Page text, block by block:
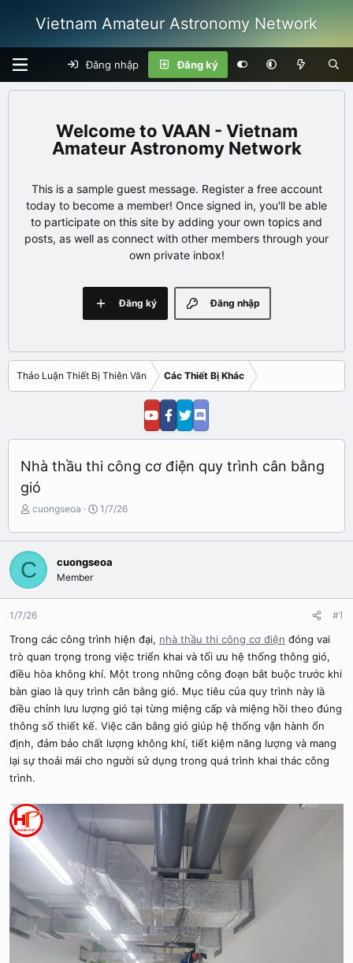
Vietnam Amateur Astronomy Network
Đăng nhập Đăng ký
VAAN - Vietnam
Amateur Astronomy Network
This is a sample guest message. Register a free account
today to become a member! Once signed in, you'll be able
to participate on this site by adding your own topics and
posts, as well as connect with other members through your
own private inbox!
Đăng nhập
Đăng ký
Thảo Luận Thiết Bị Thiên Văn Các Thiết Bị Khác
Nhà thầu thi công cơ điện quy trình cân bằng
gió
N
ư
ờ
i
k
i
t
o
cuongseoa
N
à
b
u
1/7/26
C cuongseoa
Member
1/7/26 #1
Trong các công trình hiện đại, nhà thầu thi công cơ điện đóng vai
trò quan trọng trong việc triển khai và tối ưu hệ thống thông gió,
điều hòa không khí. Một trong những công đoạn bắt buộc trước khi
bàn giao là quy trình cân bằng gió. Mục tiêu của quy trình này là
điều chỉnh lưu lượng gió tại từng miệng cấp và miệng hồi theo đúng
thông số thiết kế. Việc cân bằng gió giúp hệ thống vận hành ổn
định, đảm bảo chất lượng không khí, tiết kiệm năng lượng và mang
lại sự thoải mái cho người sử dụng trong quá trình khai thác công
trình.